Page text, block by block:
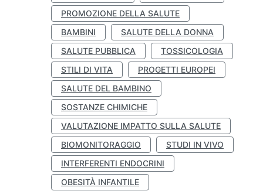
PROMOZIONE DELLA SALUTE
BAMBINI
SALUTE DELLA DONNA
SALUTE PUBBLICA
TOSSICOLOGIA
STILI DI VITA
PROGETTI EUROPEI
SALUTE DEL BAMBINO
SOSTANZE CHIMICHE
VALUTAZIONE IMPATTO SULLA SALUTE
BIOMONITORAGGIO
STUDI IN VIVO
INTERFERENTI ENDOCRINI
OBESITÀ INFANTILE